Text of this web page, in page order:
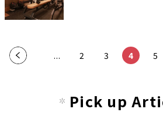
« ... 2 3 4 5
Pick up